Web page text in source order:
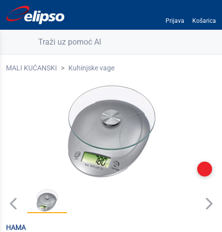
Prijava Košarica
Traži uz pomoć AI
MALI KUĆANSKI Kuhinjske vage
HAMA